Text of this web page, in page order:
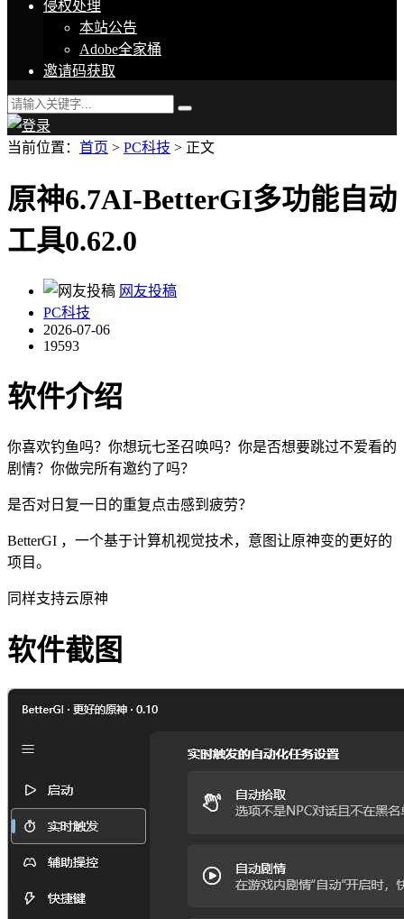
侵权处理
本站公告
Adobe全家桶
邀请码获取
当前位置： 首页 > PC科技 > 正文
原神6.7AI-BetterGI多功能自动
工具0.62.0
网友投稿
PC科技
2026-07-06
19593
软件介绍
你喜欢钓鱼吗？你想玩七圣召唤吗？你是否想要跳过不爱看的
剧情？你做完所有邀约了吗？
是否对日复一日的重复点击感到疲劳？
BetterGI ，一个基于计算机视觉技术，意图让原神变的更好的
项目。
同样支持云原神
软件截图